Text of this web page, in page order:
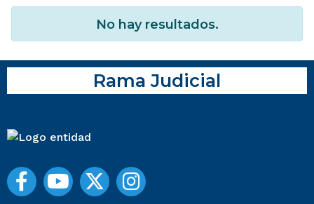
No hay resultados.
Rama Judicial